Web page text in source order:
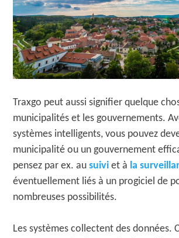
Traxgo peut aussi signifier quelque
municipalités et les gouvernements.
systèmes intelligents, vous pouvez
municipalité ou un gouvernement
pensez par ex. ausuivi et à la
éventuellement liés à un progiciel de
nombreuses possibilités.
Les systèmes collectent des données.